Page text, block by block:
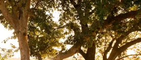
beautiful hides modestly, without
perceive the real essence, one
We have named this